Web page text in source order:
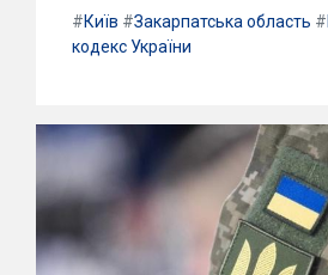
#Київ #Закарпатська область #
кодекс України